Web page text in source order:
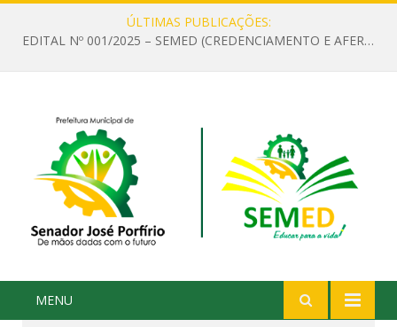
ÚLTIMAS PUBLICAÇÕES:
EDITAL Nº 001/2025 – SEMED (CREDENCIAMENTO E AFERIÇÃO DE CRITÉRIOS TÉCNICOS DE MÉRITO E DESEMPENHO PARA PROVIMENTO DO CARGO OU FUNÇÃO DE GESTOR ESCOLAR DAS UNIDADES DE ENSINO DA REDE MUNICIPAL DE SENADOR JO)
MENU